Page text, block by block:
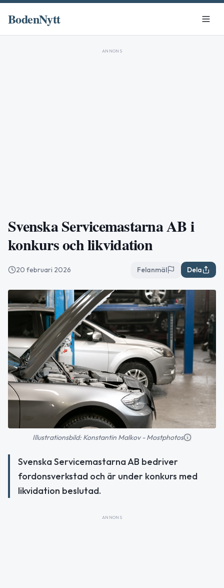
BodenNytt
ANNONS
Svenska Servicemastarna AB i
konkurs och likvidation
20 februari 2026 Felanmäl Dela
Illustrationsbild: Konstantin Malkov - Mostphotos
Svenska Servicemastarna AB bedriver
fordonsverkstad och är under konkurs med
likvidation beslutad.
ANNONS